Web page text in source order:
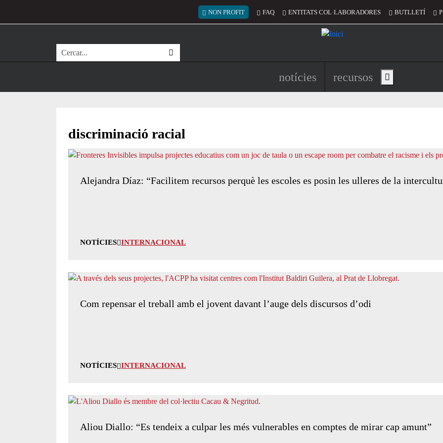
Menú del compte d'usuari
NON PROFIT FAQ ENTITATS COL·LABORADORES BUTLLETÍ
Cerca
Navegació principal de
notícies recursos Show main menu
discriminació racial
Alejandra Díaz: “Facilitem recursos perquè les escoles es posin les ulleres de la
NOTÍCIES INTERNACIONAL
Com repensar el treball amb el jovent davant l’auge dels discursos d’odi
NOTÍCIES INTERNACIONAL
Aliou Diallo: “Es tendeix a culpar les més vulnerables en comptes de mirar cap amunt”